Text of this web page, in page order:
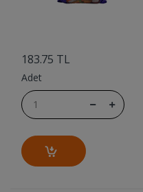
183.75 TL
Adet